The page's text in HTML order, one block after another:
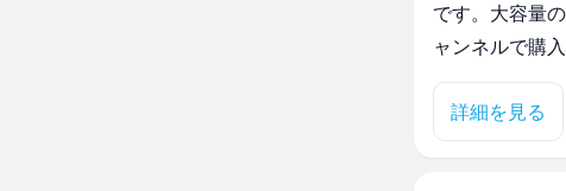
です。大容量
ャンネルで購入
詳細を見る